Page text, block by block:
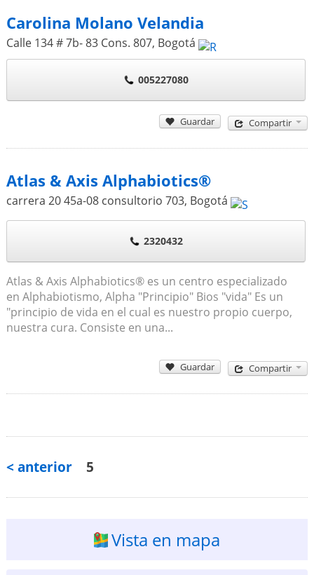
Carolina Molano Velandia
Calle 134 # 7b- 83 Cons. 807, Bogotá
005227080
Guardar Compartir
Atlas & Axis Alphabiotics®
carrera 20 45a-08 consultorio 703, Bogotá
2320432
Atlas & Axis Alphabiotics® es un centro especializado
en Alphabiotismo, Alpha "Principio" Bios "vida" Es un
"principio de vida en el cual es nuestro propio cuerpo,
nuestra cura. Consiste en una...
Guardar Compartir
< anterior 5
Vista en mapa